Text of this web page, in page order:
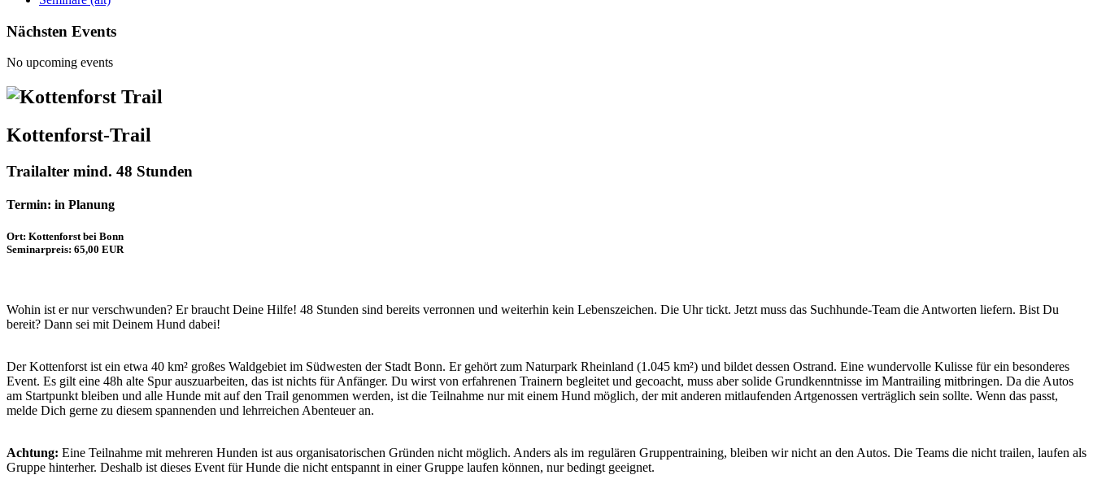
Nächsten Events
No upcoming events
Kottenforst-Trail
Trailalter mind. 48 Stunden
Termin: in Planung
Ort: Kottenforst bei Bonn
Seminarpreis: 65,00 EUR
Wohin ist er nur verschwunden? Er braucht Deine Hilfe! 48 Stunden sind bereits verronnen und weiterhin kein Lebenszeichen. Die Uhr tickt. Jetzt muss das Suchhunde-Team die Antworten liefern. Bist Du
bereit? Dann sei mit Deinem Hund dabei!
Der Kottenforst ist ein etwa 40 km² großes Waldgebiet im Südwesten der Stadt Bonn. Er gehört zum Naturpark Rheinland (1.045 km²) und bildet dessen Ostrand. Eine wundervolle Kulisse für ein besonderes
Event. Es gilt eine 48h alte Spur auszuarbeiten, das ist nichts für Anfänger. Du wirst von erfahrenen Trainern begleitet und gecoacht, muss aber solide Grundkenntnisse im Mantrailing mitbringen. Da die Autos
am Startpunkt bleiben und alle Hunde mit auf den Trail genommen werden, ist die Teilnahme nur mit einem Hund möglich, der mit anderen mitlaufenden Artgenossen verträglich sein sollte. Wenn das passt,
melde Dich gerne zu diesem spannenden und lehrreichen Abenteuer an.
Achtung: Eine Teilnahme mit mehreren Hunden ist aus organisatorischen Gründen nicht möglich. Anders als im regulären Gruppentraining, bleiben wir nicht an den Autos. Die Teams die nicht trailen, laufen als
Gruppe hinterher. Deshalb ist dieses Event für Hunde die nicht entspannt in einer Gruppe laufen können, nur bedingt geeignet.